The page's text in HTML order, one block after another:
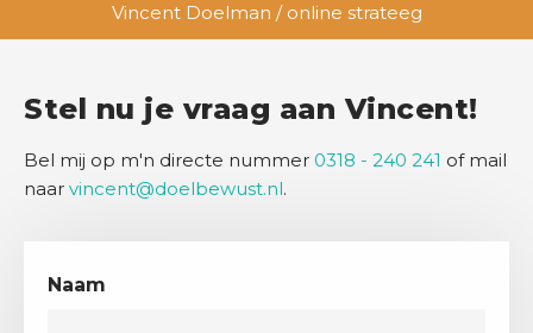
Vincent Doelman / online strateeg
Stel nu je vraag aan Vincent!
Bel mij op m'n directe nummer 0318 - 240 241 of mail
naar vincent@doelbewust.nl.
Naam